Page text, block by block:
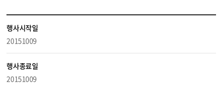
행사시작일
20151009
행사종료일
20151009